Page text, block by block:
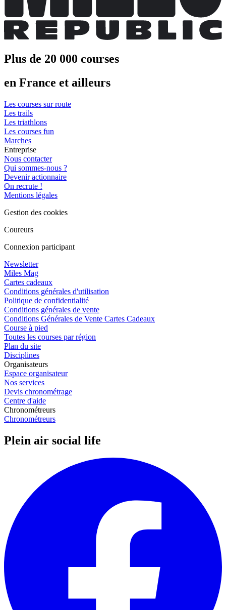
Plus de 20 000 courses
en France et ailleurs
Les courses sur route
Les trails
Les triathlons
Les courses fun
Marches
Entreprise
Nous contacter
Qui sommes-nous ?
Devenir actionnaire
On recrute !
Mentions légales
Gestion des cookies
Coureurs
Connexion participant
Newsletter
Miles Mag
Cartes cadeaux
Conditions générales d'utilisation
Politique de confidentialité
Conditions générales de vente
Conditions Générales de Vente Cartes Cadeaux
Course à pied
Toutes les courses par région
Plan du site
Disciplines
Organisateurs
Espace organisateur
Nos services
Devis chronométrage
Centre d'aide
Chronométreurs
Chronométreurs
Plein air social life